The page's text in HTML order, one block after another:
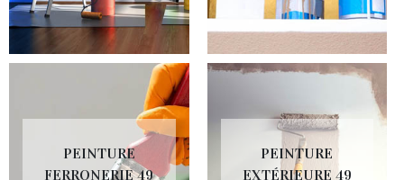
PEINTURE
FERRONERIE 49
PEINTURE
EXTÉRIEURE 49